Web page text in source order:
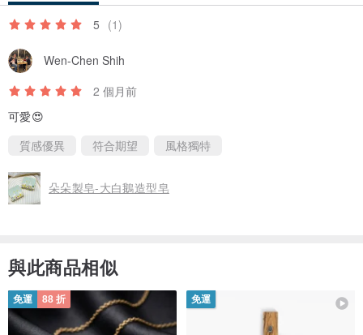
5 (1)
Wen-Chen Shih
2 個月前
可愛😍
質感優異
符合期望 風格獨特
朵朵製皂-大白鵝造型皂
與此商品相似
免運 88 折 免運